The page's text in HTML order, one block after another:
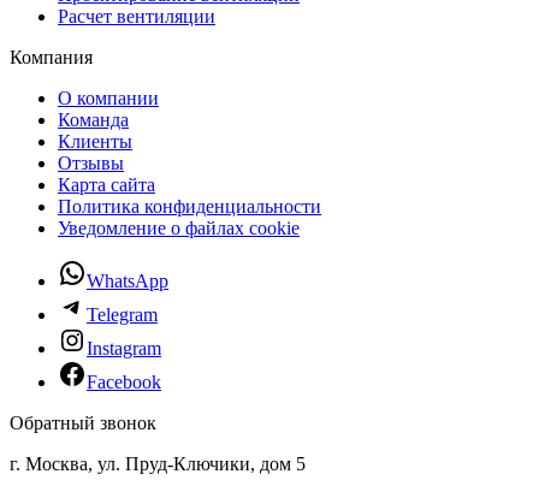
Расчет вентиляции
Компания
О компании
Команда
Клиенты
Отзывы
Карта сайта
Политика конфиденциальности
Уведомление о файлах cookie
WhatsApp
Telegram
Instagram
Facebook
Обратный звонок
г. Москва, ул. Пруд-Ключики, дом 5